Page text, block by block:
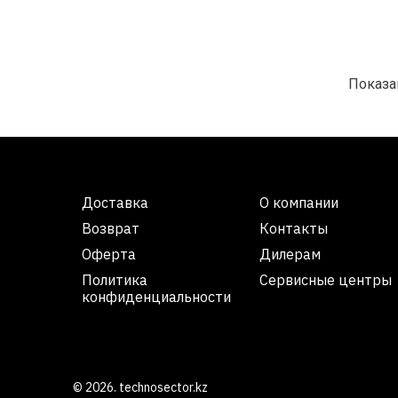
Доставка
О компании
Возврат
Контакты
Оферта
Дилерам
Политика
конфиденциальности
Сервисные центры
© 2026. technosector.kz